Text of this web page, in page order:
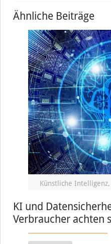
Ähnliche Beiträge
Künstliche
KI und
Verbraucher achten